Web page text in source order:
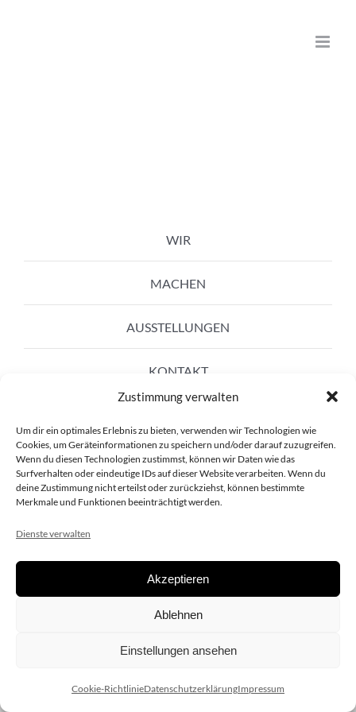
Zustimmung verwalten
Um dir ein optimales Erlebnis zu bieten, verwenden wir Technologien wie
Cookies, um Geräteinformationen zu speichern und/oder darauf zuzugreifen.
Wenn du diesen Technologien zustimmst, können wir Daten wie das
Surfverhalten oder eindeutige IDs auf dieser Website verarbeiten. Wenn du
deine Zustimmung nicht erteilst oder zurückziehst, können bestimmte
Merkmale und Funktionen beeinträchtigt werden.
Dienste verwalten
Akzeptieren
Ablehnen
Einstellungen ansehen
Cookie-RichtlinieDatenschutzerklärungImpressum
WIR
MACHEN
AUSSTELLUNGEN
KONTAKT
Copyright 2020 dieSCHAUsteller.at |Datenschützerklärung|
| Design:www.ARGEntur.at